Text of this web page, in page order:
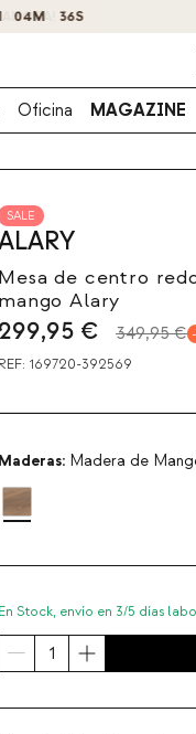
Oficina MAGAZINE
SALE
Mesa de centro
mango Alary
299,95 € 349,95 €
REF: 169720-392569
Maderas: Madera de
En Stock, envío en 3/5 días